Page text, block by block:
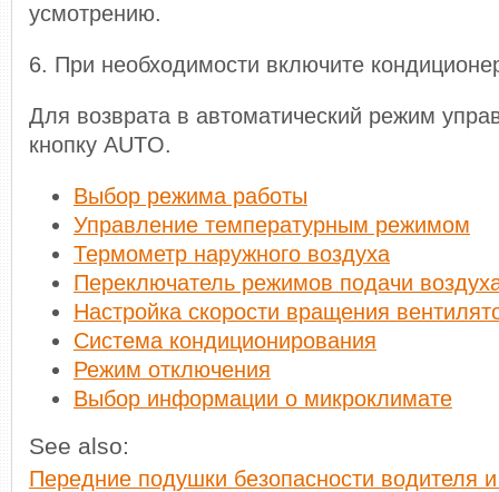
усмотрению.
6. При необходимости включите
Для возврата в автоматический режим
кнопку AUTO.
Выбор режима работы
Управление температурным режимом
Термометр наружного воздуха
Переключатель режимов подачи
Настройка скорости вращения
Система кондиционирования
Режим отключения
Выбор информации о микроклимате
See also:
Передние подушки безопасности водителя